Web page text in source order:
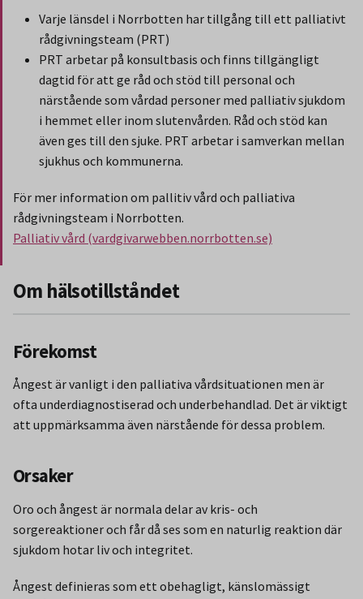
Varje länsdel i Norrbotten har tillgång till ett palliativt
rådgivningsteam (PRT)
PRT arbetar på konsultbasis och finns tillgängligt
dagtid för att ge råd och stöd till personal och
närstående som vårdad personer med palliativ sjukdom
i hemmet eller inom slutenvården. Råd och stöd kan
även ges till den sjuke. PRT arbetar i samverkan mellan
sjukhus och kommunerna.
För mer information om pallitiv vård och palliativa
rådgivningsteam i Norrbotten.
Palliativ vård (vardgivarwebben.norrbotten.se)
Om hälsotillståndet
Förekomst
Ångest är vanligt i den palliativa vårdsituationen men är
ofta underdiagnostiserad och underbehandlad. Det är viktigt
att uppmärksamma även närstående för dessa problem.
Orsaker
Oro och ångest är normala delar av kris- och
sorgereaktioner och får då ses som en naturlig reaktion där
sjukdom hotar liv och integritet.
Ångest definieras som ett obehagligt, känslomässigt